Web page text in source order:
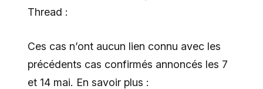
Thread :
Ces cas n’ont aucun lien connu avec les
précédents cas confirmés annoncés les 7
et 14 mai. En savoir plus :